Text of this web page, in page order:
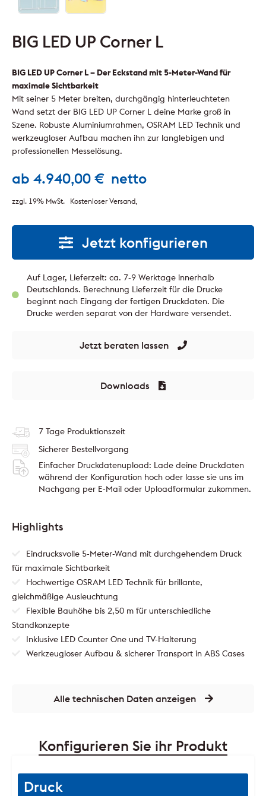
BIG LED UP Corner L
ab4.940,00 € netto
zzgl. 19% MwSt. Kostenloser Versand
BIG LED UP Corner L – Der Eckstand mit 5-Meter-Wand für
maximale Sichtbarkeit
Mit seiner 5 Meter breiten, durchgängig hinterleuchteten
Wand setzt der BIG LED UP Corner L deine Marke groß in
Szene. Robuste Aluminiumrahmen, OSRAM LED Technik und
werkzeugloser Aufbau machen ihn zur langlebigen und
professionellen Messelösung.
Jetzt konfigurieren
Auf Lager, Lieferzeit: ca. 7-9 Werktage innerhalb
Deutschlands. Berechnung Lieferzeit für die Drucke
beginnt nach Eingang der fertigen Druckdaten. Die
Drucke werden separat von der Hardware versendet.
Jetzt beraten lassen
Downloads
7 Tage Produktionszeit
Sicherer Bestellvorgang
Einfacher Druckdatenupload: Lade deine Druckdaten
während der Konfiguration hoch oder lasse sie uns im
Nachgang per E-Mail oder Uploadformular zukommen.
Highlights
Eindrucksvolle 5-Meter-Wand mit durchgehendem Druck
für maximale Sichtbarkeit
Hochwertige OSRAM LED Technik für brillante,
gleichmäßige Ausleuchtung
Flexible Bauhöhe bis 2,50 m für unterschiedliche
Standkonzepte
Inklusive LED Counter One und TV-Halterung
Werkzeugloser Aufbau & sicherer Transport in ABS Cases
Alle technischen Daten anzeigen
Konfigurieren Sie ihr Produkt
Druck